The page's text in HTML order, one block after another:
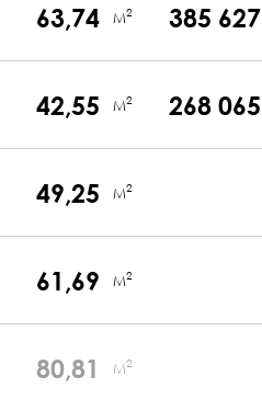
63,74 M2 385 627
42,55 M2 268 065
49,25 M2
61,69 M2
80,81 M2